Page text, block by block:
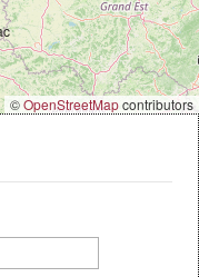
©OpenStreetMapcontributors